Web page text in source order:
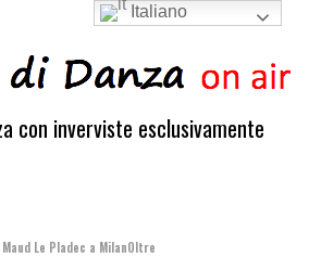
con inverviste esclusivamente
Le Pladec a MilanOltre
Italiano